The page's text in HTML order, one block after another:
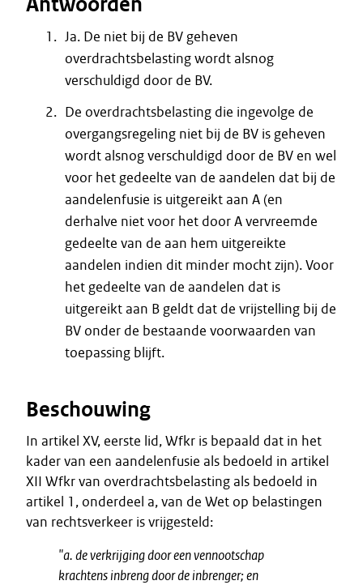
Ja. De niet bij de BV geheven
overdrachtsbelasting wordt alsnog
verschuldigd door de BV.
De overdrachtsbelasting die ingevolge de
overgangsregeling niet bij de BV is geheven
wordt alsnog verschuldigd door de BV en wel
voor het gedeelte van de aandelen dat bij de
aandelenfusie is uitgereikt aan A (en
derhalve niet voor het door A vervreemde
gedeelte van de aan hem uitgereikte
aandelen indien dit minder mocht zijn). Voor
het gedeelte van de aandelen dat is
uitgereikt aan B geldt dat de vrijstelling bij de
BV onder de bestaande voorwaarden van
toepassing blijft.
Beschouwing
In artikel XV, eerste lid, Wfkr is bepaald dat in het
kader van een aandelenfusie als bedoeld in artikel
XII Wfkr van overdrachtsbelasting als bedoeld in
artikel 1, onderdeel a, van de Wet op belastingen
van rechtsverkeer is vrijgesteld:
"a. de verkrijging door een vennootschap
krachtens inbreng door de inbrenger; en